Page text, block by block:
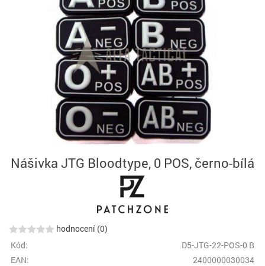
Nášivka JTG Bloodtype, 0 POS, černo-bílá
hodnocení (0)
Kód:
D5-JTG-22-POS-0 B
EAN:
2400000030034